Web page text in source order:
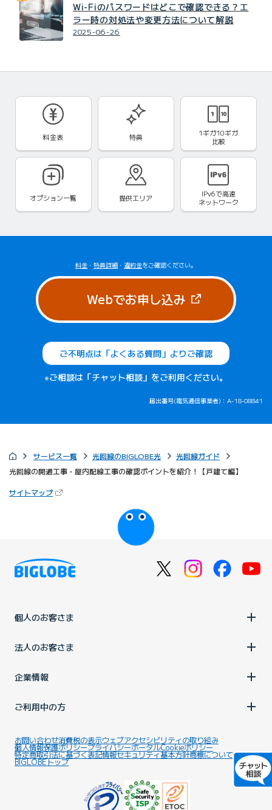
Wi-Fiのパスワードはどこで確認できる？エ
ラー時の対処法や変更方法について解説
2025-06-26
料金表 特典
1ギガ10ギガ
比較
オプション一覧 提供エリア IPv6で高速
ネットワーク
料金 ・ 特典詳細 ・ 違約金をご確認ください。
Webでお申し込み（新しいタブ
ご不明点は「よくある質問」よりご確認
※ご相談は「チャット相談」をご利用ください。
届出番号(電気通信事業者)：A-18-08841
サービス一覧 光回線のBIGLOBE光
光回線ガイド
光回線の開通工事・屋内配線工事の確認ポイントを紹介！【戸建て編】
サイトマップ（新しいタブで開きます）
個人のお客さま
法人のお客さま
企業情報
ご利用中の方
お問い合わせ消費税の表示ウェブアクセシビリティの取り組み
個人情報保護ポリシープライバシーポータルCookieポリシー
特定商取引法に基づく表記情報セキュリティ基本方針商標について
BIGLOBEトップ